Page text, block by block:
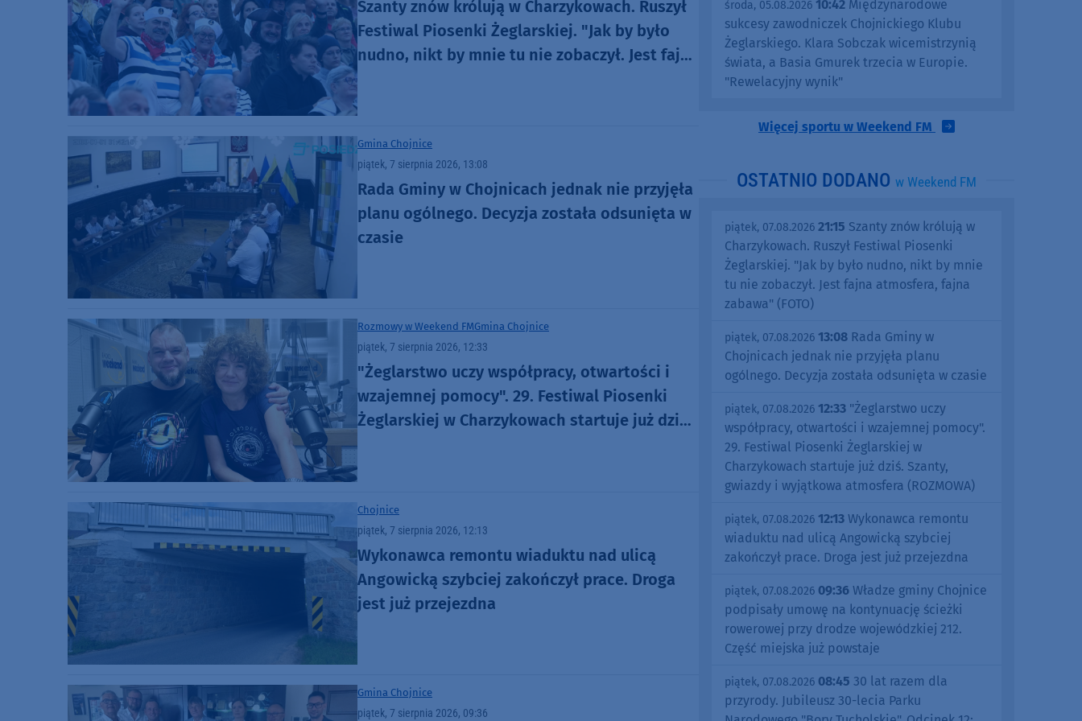
Szanty znów królują w Charzykowach. Ruszył
Festiwal Piosenki Żeglarskiej. "Jak by było
nudno, nikt by mnie tu nie zobaczył. Jest fajna
Gmina Chojnice
piątek, 7 sierpnia 2026, 13:08
Rada Gminy w Chojnicach jednak nie przyjęła
planu ogólnego. Decyzja została odsunięta w
czasie
Rozmowy w Weekend FMGmina Chojnice
piątek, 7 sierpnia 2026, 12:33
"Żeglarstwo uczy współpracy, otwartości i
wzajemnej pomocy". 29. Festiwal Piosenki
Żeglarskiej w Charzykowach startuje już dziś.
Chojnice
piątek, 7 sierpnia 2026, 12:13
Wykonawca remontu wiaduktu nad ulicą
Angowicką szybciej zakończył prace. Droga
jest już przejezdna
Gmina Chojnice
piątek, 7 sierpnia 2026, 09:36
środa, 05.08.2026 10:42 Międzynarodowe
sukcesy zawodniczek Chojnickiego Klubu
Żeglarskiego. Klara Sobczak wicemistrzynią
świata, a Basia Gmurek trzecia w Europie.
"Rewelacyjny wynik"
Więcej sportu w Weekend FM
OSTATNIO DODANO w Weekend FM
piątek, 07.08.2026 21:15 Szanty znów królują w
Charzykowach. Ruszył Festiwal Piosenki
Żeglarskiej. "Jak by było nudno, nikt by mnie
tu nie zobaczył. Jest fajna atmosfera, fajna
zabawa" (FOTO)
piątek, 07.08.2026 13:08 Rada Gminy w
Chojnicach jednak nie przyjęła planu
ogólnego. Decyzja została odsunięta w czasie
piątek, 07.08.2026 12:33 "Żeglarstwo uczy
współpracy, otwartości i wzajemnej pomocy".
29. Festiwal Piosenki Żeglarskiej w
Charzykowach startuje już dziś. Szanty,
gwiazdy i wyjątkowa atmosfera (ROZMOWA)
piątek, 07.08.2026 12:13 Wykonawca remontu
wiaduktu nad ulicą Angowicką szybciej
zakończył prace. Droga jest już przejezdna
piątek, 07.08.2026 09:36 Władze gminy Chojnice
podpisały umowę na kontynuację ścieżki
rowerowej przy drodze wojewódzkiej 212.
Część miejska już powstaje
piątek, 07.08.2026 08:45 30 lat razem dla
przyrody. Jubileusz 30-lecia Parku